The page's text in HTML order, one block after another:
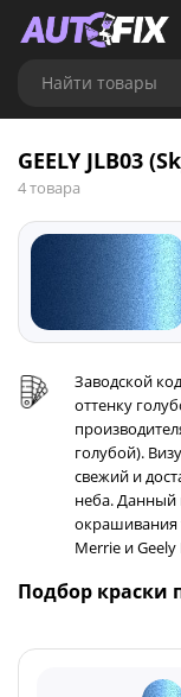
Найти товары
GEELY JLB03
4 товара
Заводской
оттенку
голубой).
свежий и
неба. Данный
окрашивания
Merrie и Geely
Подбор краски